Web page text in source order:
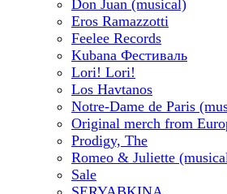
Don Juan (musical)
Eros Ramazzotti
Feelee Records
Kubana Фестиваль
Lori! Lori!
Los Havtanos
Notre-Dame de Paris
Original merch from
Prodigy, The
Romeo & Juliette
Sale